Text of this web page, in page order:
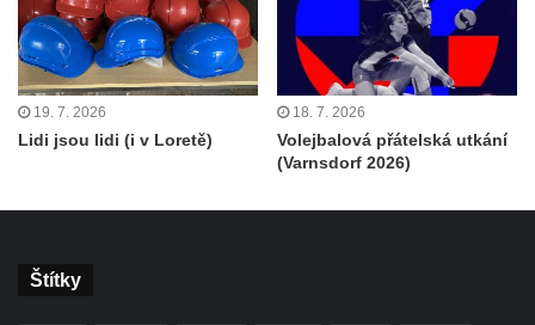
19. 7. 2026
Lidi jsou lidi (i v Loretě)
18. 7. 2026
Volejbalová přátelská utkání
(Varnsdorf 2026)
Štítky